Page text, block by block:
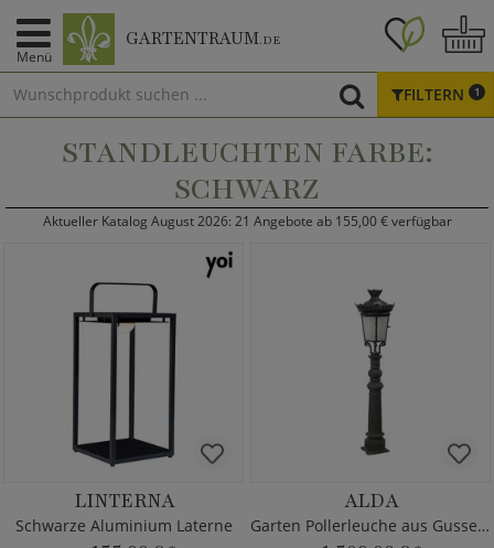
Menü
GARTENTRAUM.DE
FILTERN 1
STANDLEUCHTEN FARBE:
SCHWARZ
Aktueller Katalog August 2026: 21 Angebote ab 155,00 € verfügbar
LINTERNA
Schwarze Aluminium Laterne
ALDA
Garten Pollerleuche aus Gusseisen